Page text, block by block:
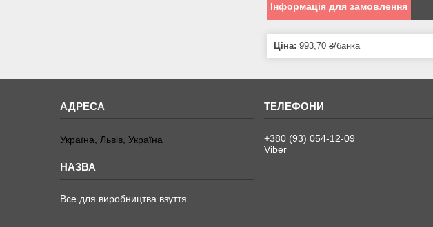
Інформація для замовлення
Ціна: 993,70 ₴/банка
Україна, Львів, Україна
Все для виробництва взуття
+380 (93) 054-12-09
Viber